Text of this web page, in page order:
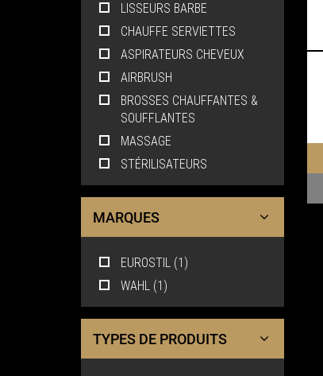
LISSEURS BARBE
CHAUFFE SERVIETTES
ASPIRATEURS CHEVEUX
AIRBRUSH
BROSSES CHAUFFANTES &
SOUFFLANTES
MASSAGE
STÉRILISATEURS
MARQUES
EUROSTIL (1)
WAHL (1)
TYPES DE PRODUITS